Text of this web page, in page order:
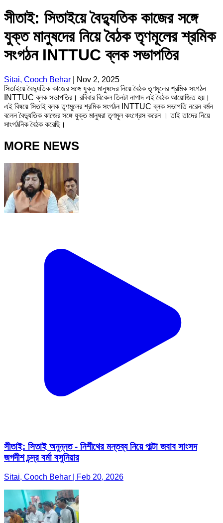
সীতাই: সিতাইয়ে বৈদ্যুতিক কাজের সঙ্গে
যুক্ত মানুষদের নিয়ে বৈঠক তৃণমূলের শ্রমিক
সংগঠন INTTUC ব্লক সভাপতির
Sitai, Cooch Behar
Nov 2, 2025
সিতাইয়ে বৈদ্যুতিক কাজের সঙ্গে যুক্ত মানুষদের নিয়ে বৈঠক তৃণমূলের শ্রমিক সংগঠন
INTTUC ব্লক সভাপতির। রবিবার বিকেল তিনটা নাগাদ এই বৈঠক আয়োজিত হয়।
এই বিষয়ে সিতাই ব্লক তৃণমূলের শ্রমিক সংগঠন INTTUC ব্লক সভাপতি নরেন বর্মন
বলেন বৈদ্যুতিক কাজের সঙ্গে যুক্ত মানুষরা তৃণমূল কংগ্রেস করেন । তাই তাদের নিয়ে
সাংগঠনিক বৈঠক করেছি।
MORE NEWS
সীতাই: সিতাই অনুন্নত - নিশীথের মন্তব্য নিয়ে পাল্টা জবাব সাংসদ
জগদীশ চন্দ্র বর্মা বসুনিয়ার
Sitai, Cooch Behar | Feb 20, 2026